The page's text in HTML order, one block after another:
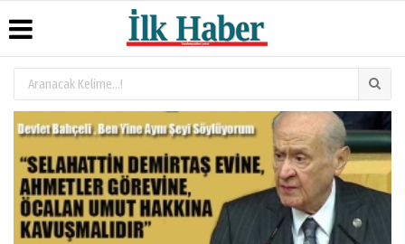
Üye Paneli
Haber
Arşivi
Gazete
Arşivi
Günün
Haberleri
Hava
Durumu
Gazete
Manşetleri
Anketler
Biyografiler
Köşe
Yazarları
Video
Galeri
Foto
Galeri
Künye
İletişim
Çerez
Politikası
Gizlilik
İlkeleri